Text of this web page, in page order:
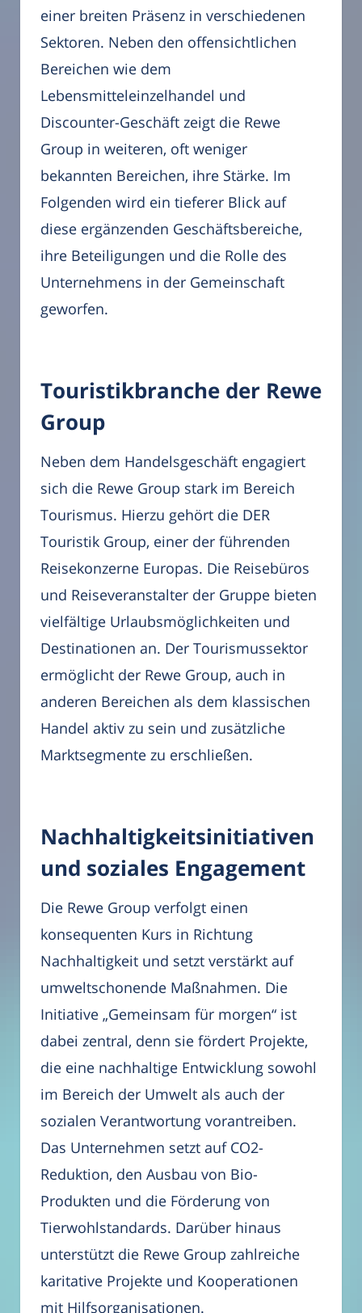
einer breiten Präsenz in verschiedenen
Sektoren. Neben den offensichtlichen
Bereichen wie dem
Lebensmitteleinzelhandel und
Discounter-Geschäft zeigt die Rewe
Group in weiteren, oft weniger
bekannten Bereichen, ihre Stärke. Im
Folgenden wird ein tieferer Blick auf
diese ergänzenden Geschäftsbereiche,
ihre Beteiligungen und die Rolle des
Unternehmens in der Gemeinschaft
geworfen.
Touristikbranche der Rewe
Group
Neben dem Handelsgeschäft engagiert
sich die Rewe Group stark im Bereich
Tourismus. Hierzu gehört die DER
Touristik Group, einer der führenden
Reisekonzerne Europas. Die Reisebüros
und Reiseveranstalter der Gruppe bieten
vielfältige Urlaubsmöglichkeiten und
Destinationen an. Der Tourismussektor
ermöglicht der Rewe Group, auch in
anderen Bereichen als dem klassischen
Handel aktiv zu sein und zusätzliche
Marktsegmente zu erschließen.
Nachhaltigkeitsinitiativen
und soziales Engagement
Die Rewe Group verfolgt einen
konsequenten Kurs in Richtung
Nachhaltigkeit und setzt verstärkt auf
umweltschonende Maßnahmen. Die
Initiative „Gemeinsam für morgen“ ist
dabei zentral, denn sie fördert Projekte,
die eine nachhaltige Entwicklung sowohl
im Bereich der Umwelt als auch der
sozialen Verantwortung vorantreiben.
Das Unternehmen setzt auf CO2-
Reduktion, den Ausbau von Bio-
Produkten und die Förderung von
Tierwohlstandards. Darüber hinaus
unterstützt die Rewe Group zahlreiche
karitative Projekte und Kooperationen
mit Hilfsorganisationen.